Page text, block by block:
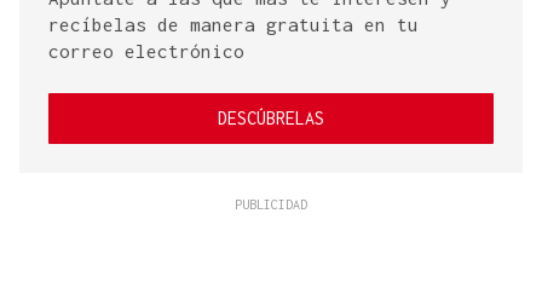
recíbelas de manera gratuita en tu
correo electrónico
DESCÚBRELAS